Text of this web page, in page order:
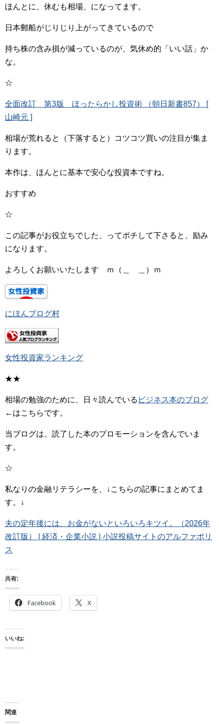
ほんとに、休むも相場、になってます。
日本郵船がじりじり上がってきているので
持ち株の含み損が減っているのが、気休め的「いい話」か
な。
☆
全面改訂 第3版 ほったらかし投資術 （朝日新書857） [
山崎元 ]
相場が荒れると（下落すると）コツコツ買いの注目が集ま
ります。
本作は、ほんとに基本で安心な投資本ですね。
おすすめ
☆
この記事がお役立ちでした、ってポチして下さると、励み
になります。
よろしくお願いいたします ｍ（＿ ＿）ｍ
にほんブログ村
女性投資家ランキング
★★
相場の勉強のために、日々読んでいる ビジネス本のブログ
←はこちらです。
当ブログは、読了した本のプロモーションを含んでいま
す。
☆
私なりの金融リテラシーを、↓こちらの記事にまとめてま
す。↓
夫の定年後には、お金がないといろいろキツイ。（2026年
改訂版） | 経済・企業小説 | 小説投稿サイトのアルファポリ
ス
共有:
Facebook X
いいね:
関連